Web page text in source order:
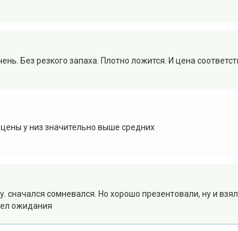
Без резкого запаха. Плотно ложится. И цена
у низ значительно выше средних
сомневался. Но хорошо презентовали, ну и
ожидания